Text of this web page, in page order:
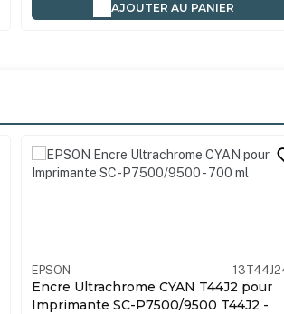
AJOUTER AU PANIER
EPSON
Encre Ultrachrome GRIS CLAIR T44J9
pour SC-P7500/9500 - 700 ml